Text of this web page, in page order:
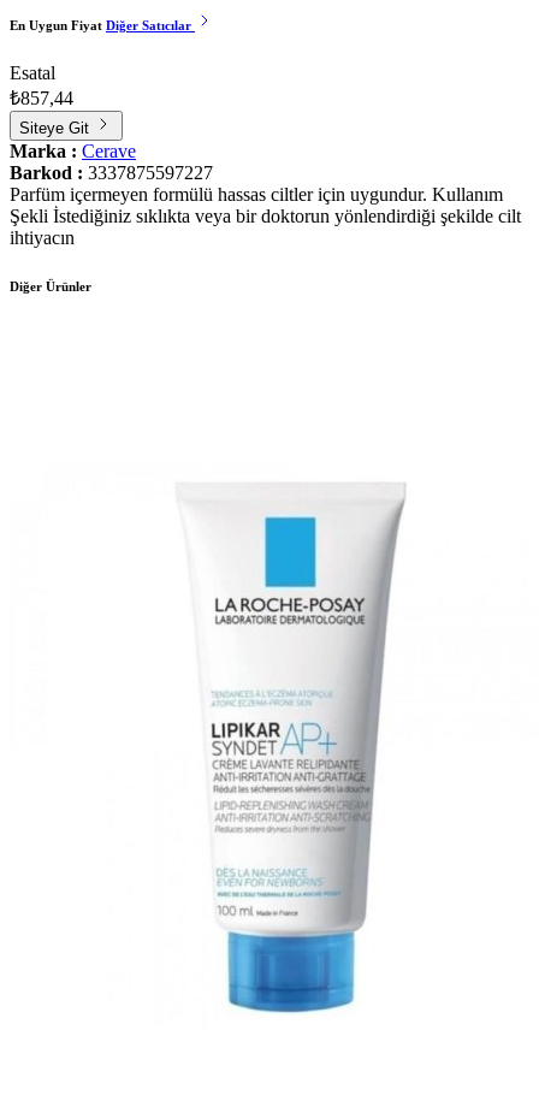
En Uygun Fiyat Diğer Satıcılar
Esatal
₺857,44
Siteye Git
Marka : Cerave
Barkod : 3337875597227
Parfüm içermeyen formülü hassas ciltler için uygundur. Kullanım
Şekli İstediğiniz sıklıkta veya bir doktorun yönlendirdiği şekilde cilt
ihtiyacın
Diğer Ürünler